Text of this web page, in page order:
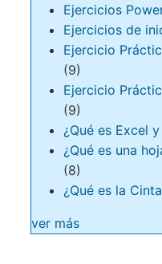
Ejercicios
Ejercicios de
Ejercicio
(9)
Ejercicio
(9)
¿Qué es Excel
¿Qué es una
(8)
¿Qué es la
ver más